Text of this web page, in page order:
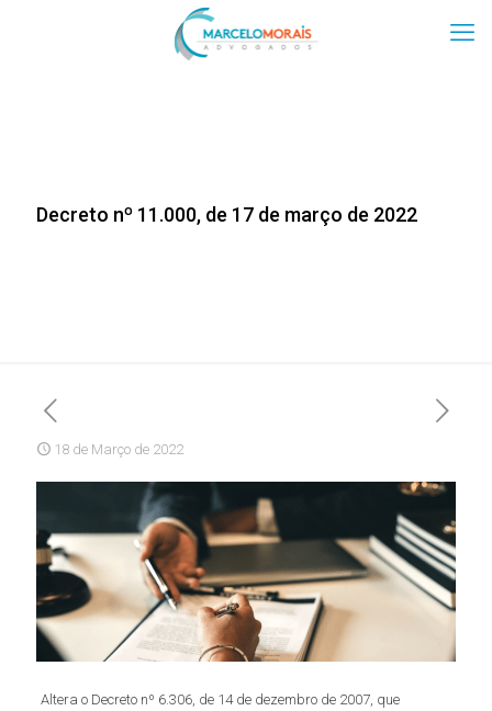
Decreto nº 11.000, de 17 de março de 2022
18 de Março de 2022
Altera o Decreto nº 6.306, de 14 de dezembro de 2007, que